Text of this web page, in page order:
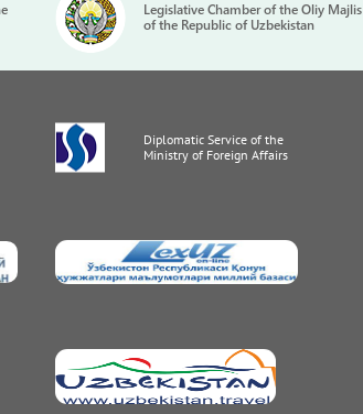
Legislative Chamber of the Oliy Majlis
of the Republic of Uzbekistan
Diplomatic Service of the
Ministry of Foreign Affairs